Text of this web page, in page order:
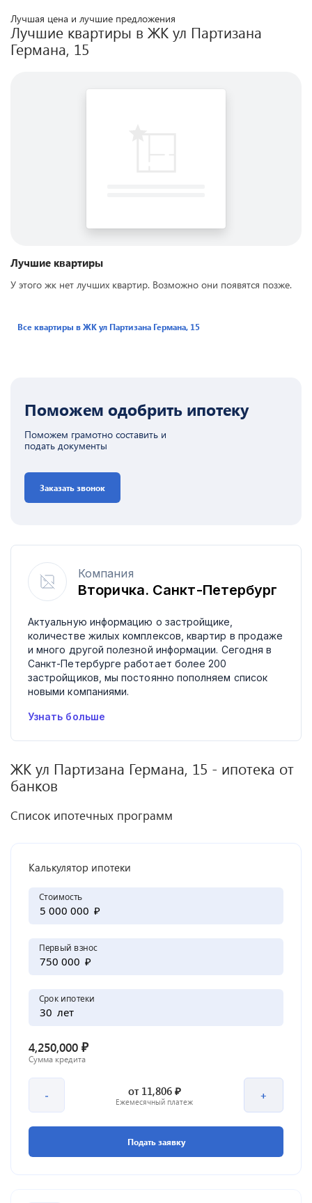
Лучшая цена и лучшие предложения
Лучшие квартиры в ЖК ул Партизана
Германа, 15
Лучшие квартиры
У этого жк нет лучших квартир. Возможно они появятся позже.
Все квартиры в ЖКул Партизана Германа, 15
Поможем одобрить ипотеку
Поможем грамотно составить и
подать документы
Заказать звонок
Компания
Вторичка. Санкт-Петербург
Актуальную информацию о застройщике,
количестве жилых комплексов, квартир в продаже
и много другой полезной информации. Сегодня в
Санкт-Петербурге работает более 200
застройщиков, мы постоянно пополняем список
новыми компаниями.
Узнать больше
ЖК ул Партизана Германа, 15 - ипотека от
банков
Список ипотечных программ
Калькулятор ипотеки
Стоимость
₽
Первый взнос
₽
Срок ипотеки
лет
4,250,000 ₽
Сумма кредита
- от 11,806 ₽
Ежемесячный платеж +
Подать заявку